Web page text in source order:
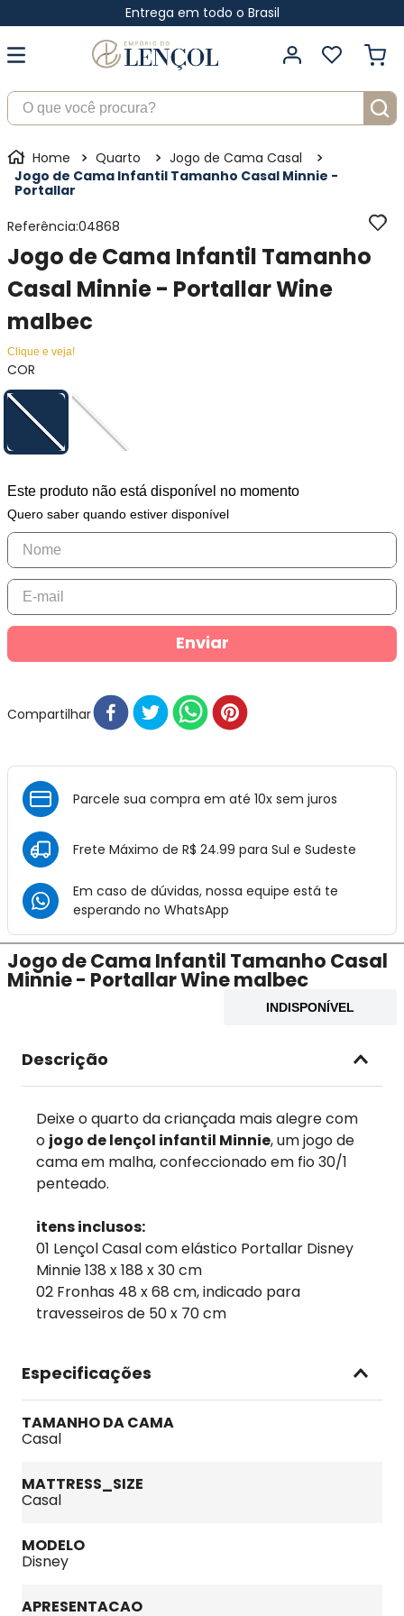
Entrega em todo o Brasil
O que você procura?
Quarto
Jogo de Cama Casal
Jogo de Cama Infantil Tamanho Casal Minnie -
Portallar
Referência:04868
Jogo de Cama Infantil Tamanho
Casal Minnie - Portallar Wine
malbec
Clique e veja!
COR
Este produto não está disponível no momento
Quero saber quando estiver disponível
Enviar
Compartilhar
Parcele sua compra em até 10x sem juros
Frete Máximo de R$ 24.99 para Sul e Sudeste
Em caso de dúvidas, nossa equipe está te
esperando no WhatsApp
Jogo de Cama Infantil Tamanho Casal
Minnie - Portallar Wine malbec
INDISPONÍVEL
Descrição
Deixe o quarto da criançada mais alegre com
o jogo de lençol infantil Minnie, um jogo de
cama em malha, confeccionado em fio 30/1
penteado.
itens inclusos:
01 Lençol Casal com elástico Portallar Disney
Minnie 138 x 188 x 30 cm
02 Fronhas 48 x 68 cm, indicado para
travesseiros de 50 x 70 cm
Especificações
TAMANHO DA CAMA
Casal
MATTRESS_SIZE
Casal
MODELO
Disney
APRESENTACAO